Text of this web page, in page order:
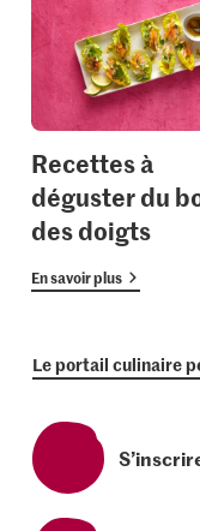
Recettes à
déguster du
des doigts
En savoir plus
Le portail culinaire